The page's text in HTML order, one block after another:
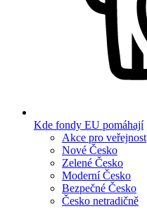
Kde fondy EU pomáhají
Akce pro veřejnost
Nové Česko
Zelené Česko
Moderní Česko
Bezpečné Česko
Česko netradičně